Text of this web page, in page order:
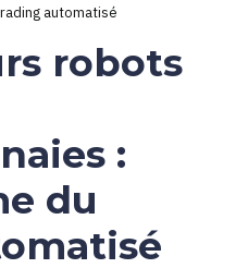
automatisé
robots
:
du